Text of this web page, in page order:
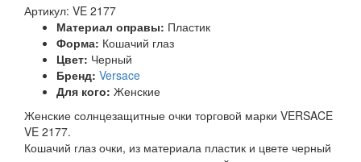
Артикул: VE 2177
Материал оправы: Пластик
Форма: Кошачий глаз
Цвет: Черный
Бренд: Versace
Для кого: Женские
Женские солнцезащитные очки торговой марки VERSACE
VE 2177.
Кошачий глаз очки, из материала пластик и цвете черный